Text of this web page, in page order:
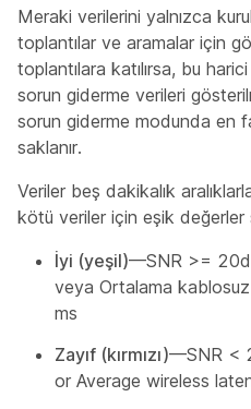
Meraki verilerini yalnızca
toplantılar ve aramalar için
toplantılara katılırsa, bu
sorun giderme verileri
sorun giderme modunda en
saklanır.
Veriler beş dakikalık
kötü veriler için eşik değerler
İyi (yeşil)—SNR >=
veya Ortalama
ms
Zayıf (kırmızı)—SNR <
or Average wireless